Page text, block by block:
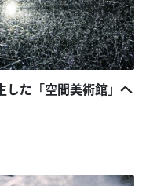
した「空間美術館」へ